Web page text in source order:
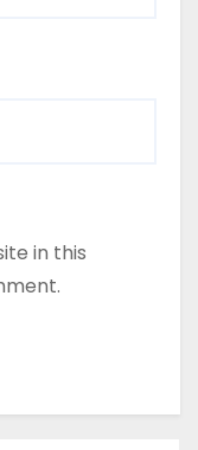
in this